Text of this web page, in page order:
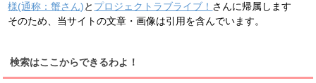
様(通称：蟹さん)と プロジェクトラブライブ！ さんに帰属します
そのため、当サイトの文章・画像は引用を含んでいます。
検索はここからできるわよ！